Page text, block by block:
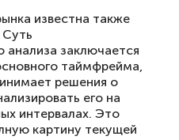
известна также
Суть
заключается
таймфрейма,
решения о
его на
интервалах. Это
картину текущей